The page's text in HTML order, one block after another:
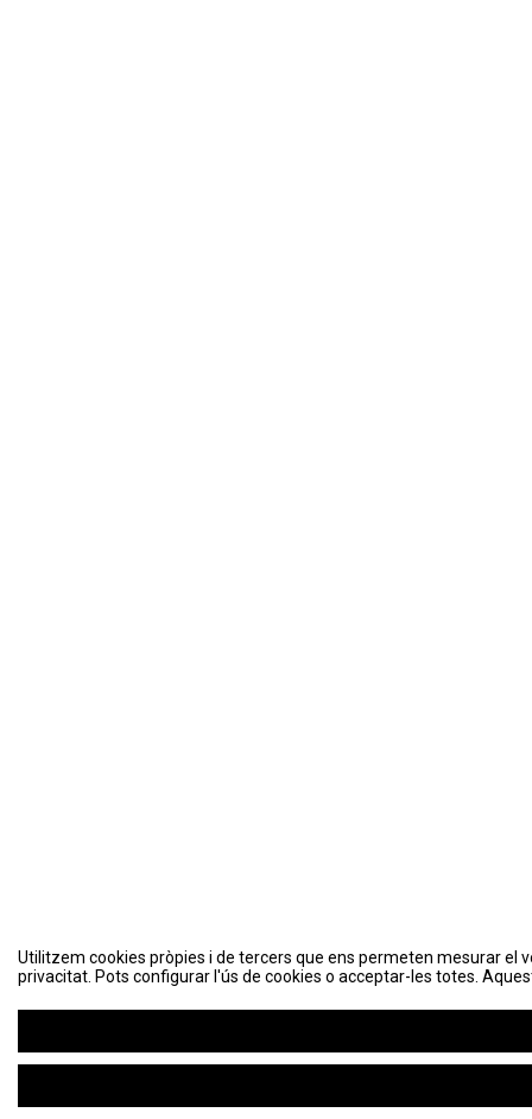
Utilitzem cookies pròpies i de tercers que ens permeten mesurar el
privacitat. Pots configurar l'ús de cookies o acceptar-les totes.
Utilitzem cookies pròpies i de tercers que ens permeten mesurar el
privacitat. Pots configurar l'ús de cookies o acceptar-les totes.